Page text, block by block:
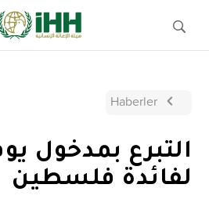
Haberler
التبرع بمدخول
لفائدة فلسطين